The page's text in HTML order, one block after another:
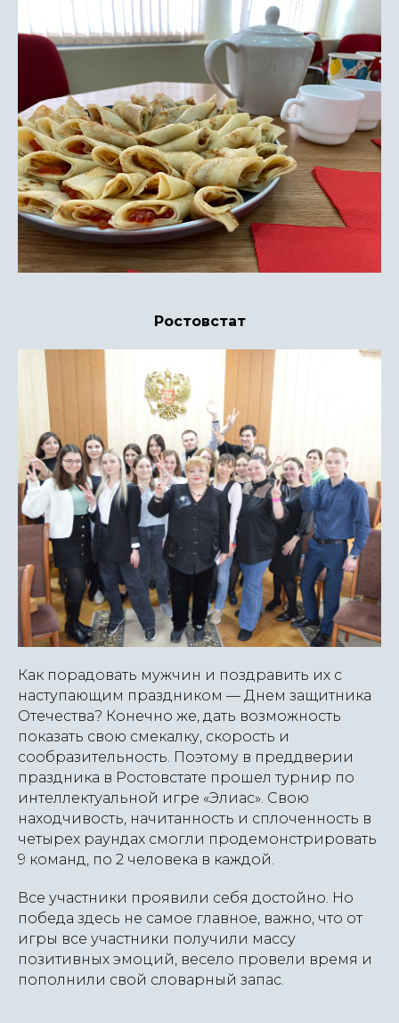
Ростовстат
Как порадовать мужчин и поздравить их с
наступающим праздником — Днем защитника
Отечества? Конечно же, дать возможность
показать свою смекалку, скорость и
сообразительность. Поэтому в преддверии
праздника в Ростовстате прошел турнир по
интеллектуальной игре «Элиас». Свою
находчивость, начитанность и сплоченность в
четырех раундах смогли продемонстрировать
9 команд, по 2 человека в каждой.
Все участники проявили себя достойно. Но
победа здесь не самое главное, важно, что от
игры все участники получили массу
позитивных эмоций, весело провели время и
пополнили свой словарный запас.